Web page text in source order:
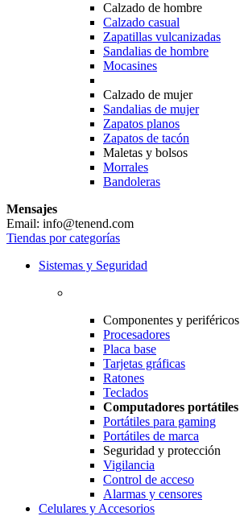
Calzado de hombre
Calzado casual
Zapatillas vulcanizadas
Sandalias de hombre
Mocasines
Calzado de mujer
Sandalias de mujer
Zapatos planos
Zapatos de tacón
Maletas y bolsos
Morrales
Bandoleras
Mensajes
Email: info@tenend.com
Tiendas por categorías
Sistemas y Seguridad
Componentes y periféricos
Procesadores
Placa base
Tarjetas gráficas
Ratones
Teclados
Computadores portátiles
Portátiles para gaming
Portátiles de marca
Seguridad y protección
Vigilancia
Control de acceso
Alarmas y censores
Celulares y Accesorios